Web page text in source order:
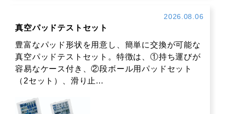
2026.08.06
真空パッドテストセット
豊富なパッド形状を用意し、簡単に交換が可能な
真空パッドテストセット。特徴は、①持ち運びが
容易なケース付き、②段ボール用パッドセット
（2セット）、滑り止...